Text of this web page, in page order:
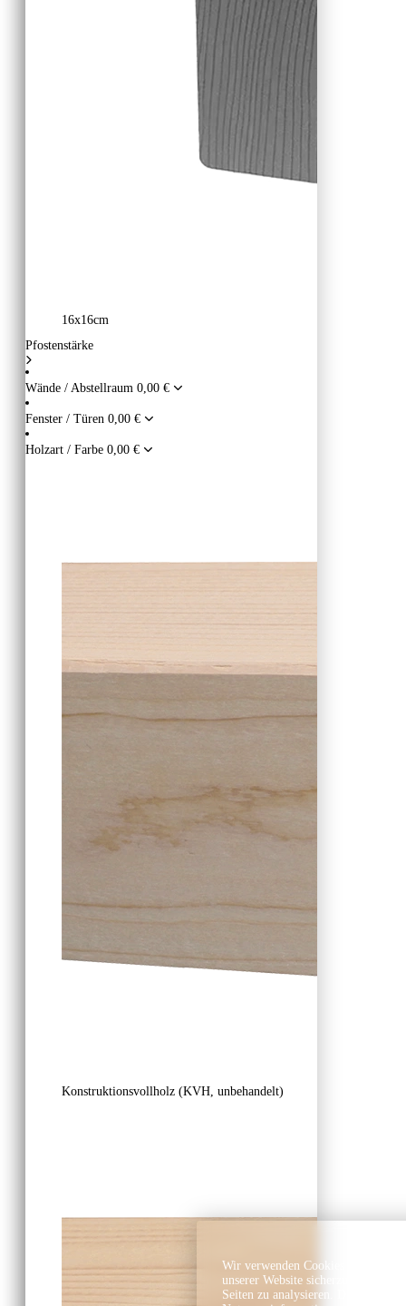
16x16cm
Pfostenstärke
Wände / Abstellraum 0,00 €
Fenster / Türen 0,00 €
Holzart / Farbe 0,00 €
Konstruktionsvollholz (KVH, unbehandelt)
Wir verwenden Cookies und
unserer Website sicherzustellen,
Seiten zu analysieren. Dabei